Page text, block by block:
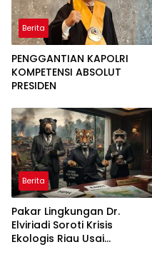
Berita
PENGGANTIAN KAPOLRI
KOMPETENSI ABSOLUT
PRESIDEN
Berita
Pakar Lingkungan Dr.
Elviriadi Soroti Krisis
Ekologis Riau Usai